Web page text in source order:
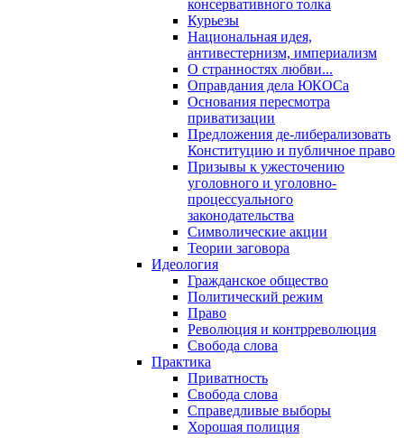
консервативного толка
Курьезы
Национальная идея,
антивестернизм, империализм
О странностях любви...
Оправдания дела ЮКОСа
Основания пересмотра
приватизации
Предложения де-либерализовать
Конституцию и публичное право
Призывы к ужесточению
уголовного и уголовно-
процессуального
законодательства
Символические акции
Теории заговора
Идеология
Гражданское общество
Политический режим
Право
Революция и контрреволюция
Свобода слова
Практика
Приватность
Свобода слова
Справедливые выборы
Хорошая полиция